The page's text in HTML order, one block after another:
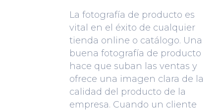
La fotografía de producto es
vital en el éxito de cualquier
tienda online o catálogo. Una
buena fotografía de producto
hace que suban las ventas y
ofrece una imagen clara de la
calidad del producto de la
empresa. Cuando un cliente